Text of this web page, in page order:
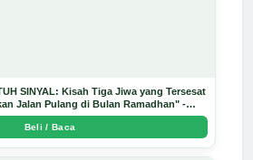
SINYAL: Kisah Tiga Jiwa yang Tersesat
Jalan Pulang di Bulan Ramadhan" -
Beli / Baca